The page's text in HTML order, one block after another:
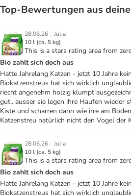
Top‑Bewertungen aus
28.06.26 | Julia
10 l (ca. 5 kg)
This is a stars rating area from
Bio zahlt sich doch aus
Hatte Jahrelang Katzen - jetzt 10 Jahre
Biokatzenstreus hat sich wirklich
riecht angenehm holzig klumpt
gut.. ausser sie legen ihre Haufen wieder
Kiste und scharren dann wie irre am
Katzenstreu natürlich nicht den Vogel der
28.06.26 | Julia
10 l (ca. 5 kg)
This is a stars rating area from
Bio zahlt sich doch aus
Hatte Jahrelang Katzen - jetzt 10 Jahre
Biokatzenstreus hat sich wirklich